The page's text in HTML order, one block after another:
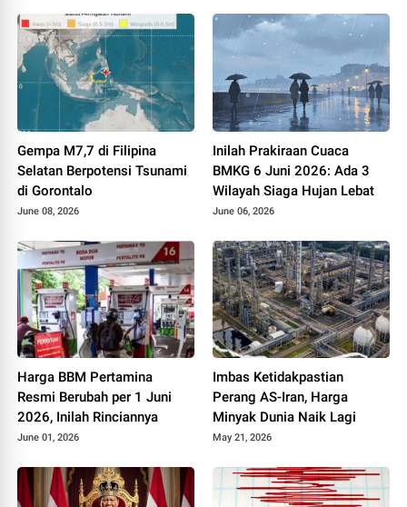
Gempa M7,7 di Filipina
Selatan Berpotensi Tsunami
di Gorontalo
June 08, 2026
Inilah Prakiraan Cuaca
BMKG 6 Juni 2026: Ada 3
Wilayah Siaga Hujan Lebat
June 06, 2026
Harga BBM Pertamina
Resmi Berubah per 1 Juni
2026, Inilah Rinciannya
June 01, 2026
Imbas Ketidakpastian
Perang AS-Iran, Harga
Minyak Dunia Naik Lagi
May 21, 2026